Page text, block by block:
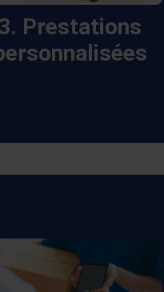
Prestations
sur le coût
et les spécifications de
nos équipements
précise.
assure une
intervention rapide et